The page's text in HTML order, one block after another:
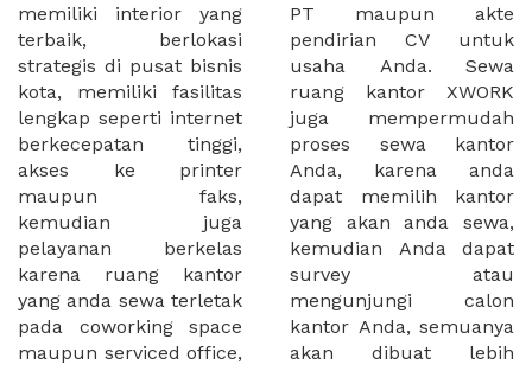
memiliki interior yang
terbaik, berlokasi
strategis di pusat bisnis
kota, memiliki fasilitas
lengkap seperti internet
berkecepatan tinggi,
akses ke printer
maupun faks,
kemudian juga
pelayanan berkelas
karena ruang kantor
yang anda sewa terletak
pada coworking space
maupun serviced office,
PT maupun akte
pendirian CV untuk
usaha Anda. Sewa
ruang kantor XWORK
juga mempermudah
proses sewa kantor
Anda, karena anda
dapat memilih kantor
yang akan anda sewa,
kemudian Anda dapat
survey atau
mengunjungi calon
kantor Anda, semuanya
akan dibuat lebih